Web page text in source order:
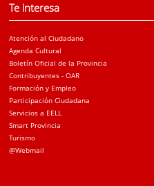
Te interesa
Atención al Ciudadano
Agenda Cultural
Boletín Oficial de la Provincia
Contribuyentes - OAR
Formación y Empleo
Participación Ciudadana
Servicios a EELL
Smart Provincia
Turismo
@Webmail